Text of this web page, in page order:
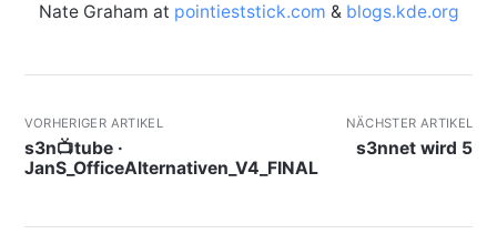
Nate Graham at pointieststick.com & blogs.kde.org
VORHERIGER ARTIKEL
s3n📺tube ·
JanS_OfficeAlternativen_V4_FINAL
NÄCHSTER ARTIKEL
s3nnet wird 5